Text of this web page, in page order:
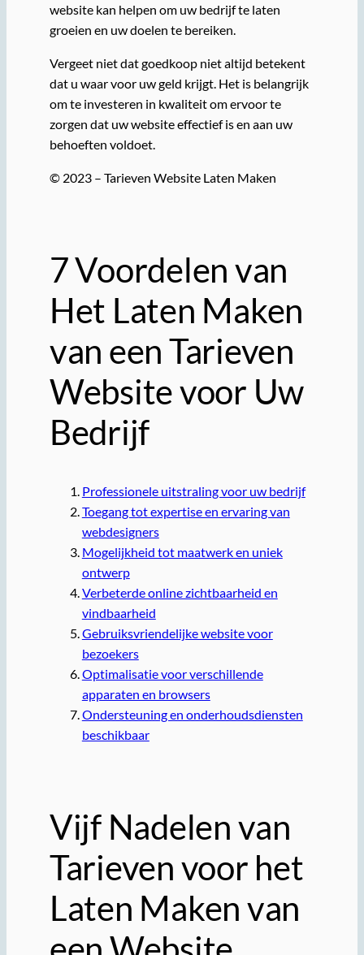
website kan helpen om uw bedrijf te laten
groeien en uw doelen te bereiken.
Vergeet niet dat goedkoop niet altijd betekent
dat u waar voor uw geld krijgt. Het is belangrijk
om te investeren in kwaliteit om ervoor te
zorgen dat uw website effectief is en aan uw
behoeften voldoet.
© 2023 – Tarieven Website Laten Maken
7 Voordelen van
Het Laten Maken
van een Tarieven
Website voor Uw
Bedrijf
Professionele uitstraling voor uw bedrijf
Toegang tot expertise en ervaring van
webdesigners
Mogelijkheid tot maatwerk en uniek
ontwerp
Verbeterde online zichtbaarheid en
vindbaarheid
Gebruiksvriendelijke website voor
bezoekers
Optimalisatie voor verschillende
apparaten en browsers
Ondersteuning en onderhoudsdiensten
beschikbaar
Vijf Nadelen van
Tarieven voor het
Laten Maken van